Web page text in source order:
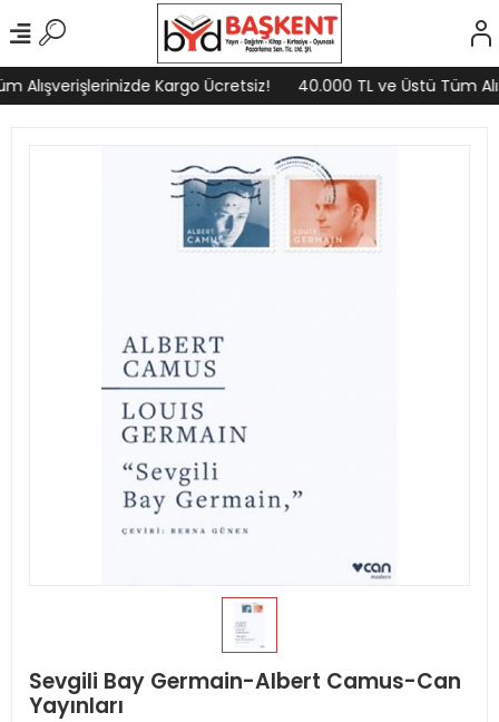
Alışverişlerinizde Kargo Ücretsiz! 40.000 TL ve Üstü Tüm
Sevgili Bay Germain-Albert Camus-Can
Yayınları